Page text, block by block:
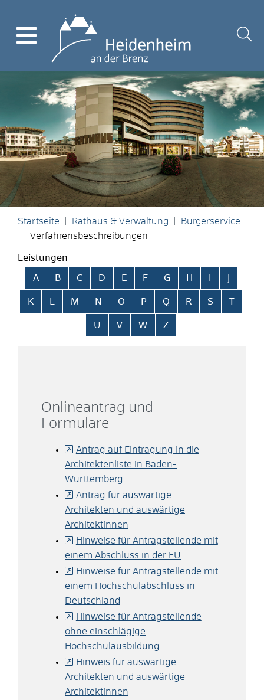
Startseite Rathaus & Verwaltung
Bürgerservice
Verfahrensbeschreibungen
Leistungen
Alphabetisches Register überspringen
A B C D E F G H
K L M N O P Q R S T
U V W Z
Onlineantrag und
Formulare
Antrag auf Eintragung in die
Architektenliste in Baden-
Württemberg
Antrag für auswärtige
Architekten und auswärtige
Architektinnen
Hinweise für Antragstellende mit
einem Abschluss in der EU
Hinweise für Antragstellende mit
einem Hochschulabschluss in
Deutschland
Hinweise für Antragstellende
ohne einschlägige
Hochschulausbildung
Hinweis für auswärtige
Architekten und auswärtige
Architektinnen